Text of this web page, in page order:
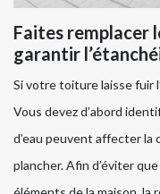
Faites remplacer
garantir
Si votre toiture laisse fuir
Vous devez d’abord
d’eau peuvent affecter la
plancher. Afin d’éviter